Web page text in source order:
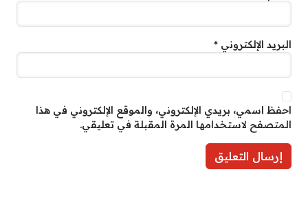
البريد الإلكتروني *
احفظ اسمي، بريدي الإلكتروني، والموقع الإلكتروني في هذا
المتصفح لاستخدامها المرة المقبلة في تعليقي.